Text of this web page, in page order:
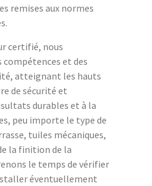
remises aux normes
certifié, nous
compétences et des
atteignant les hauts
de sécurité et
durables et à la
peu importe le type de
tuiles mécaniques,
la finition de la
le temps de vérifier
éventuellement